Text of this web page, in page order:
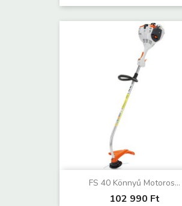
FS 40 Könnyű Motoros...
102 990 Ft